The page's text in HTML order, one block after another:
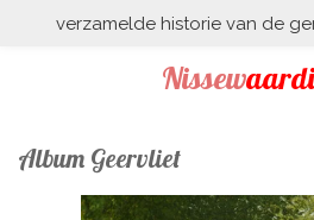
Nissew
verzamelde historie van de
Album Geervliet